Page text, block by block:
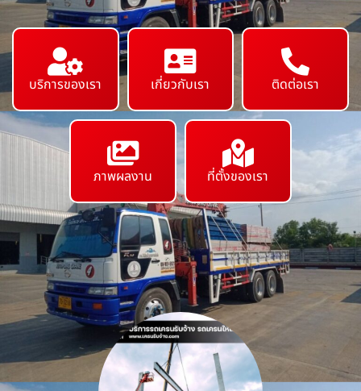
บริการของเรา เกี่ยวกับเรา ติดต่อเรา
ภาพผลงาน ที่ตั้งของเรา